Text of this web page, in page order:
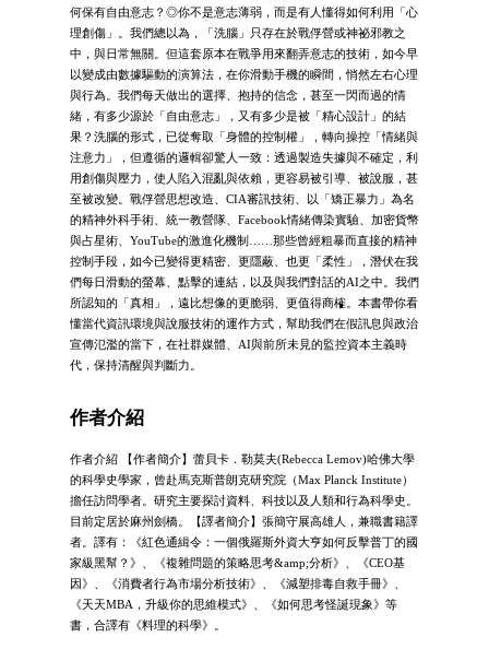
何保有自由意志？◎你不是意志薄弱，而是有人懂得如何利用「心
理創傷」。我們總以為，「洗腦」只存在於戰俘營或神祕邪教之
中，與日常無關。但這套原本在戰爭用來翻弄意志的技術，如今早
以變成由數據驅動的演算法，在你滑動手機的瞬間，悄然左右心理
與行為。我們每天做出的選擇、抱持的信念，甚至一閃而過的情
緒，有多少源於「自由意志」，又有多少是被「精心設計」的結
果？洗腦的形式，已從奪取「身體的控制權」，轉向操控「情緒與
注意力」，但遵循的邏輯卻驚人一致：透過製造失據與不確定，利
用創傷與壓力，使人陷入混亂與依賴，更容易被引導、被說服，甚
至被改變。戰俘營思想改造、CIA審訊技術、以「矯正暴力」為名
的精神外科手術、統一教營隊、Facebook情緒傳染實驗、加密貨幣
與占星術、YouTube的激進化機制……那些曾經粗暴而直接的精神
控制手段，如今已變得更精密、更隱蔽、也更「柔性」，潛伏在我
們每日滑動的螢幕、點擊的連結，以及與我們對話的AI之中。我們
所認知的「真相」，遠比想像的更脆弱、更值得商榷。本書帶你看
懂當代資訊環境與說服技術的運作方式，幫助我們在假訊息與政治
宣傳氾濫的當下，在社群媒體、AI與前所未見的監控資本主義時
代，保持清醒與判斷力。
作者介紹
作者介紹 【作者簡介】蕾貝卡．勒莫夫(Rebecca Lemov)哈佛大學
的科學史學家，曾赴馬克斯普朗克研究院（Max Planck Institute）
擔任訪問學者。研究主要探討資料、科技以及人類和行為科學史。
目前定居於麻州劍橋。【譯者簡介】張簡守展高雄人，兼職書籍譯
者。譯有：《紅色通緝令：一個俄羅斯外資大亨如何反擊普丁的國
家級黑幫？》、《複雜問題的策略思考&amp;分析》、《CEO基
因》、《消費者行為市場分析技術》、《減塑排毒自救手冊》、
《天天MBA，升級你的思維模式》、《如何思考怪誕現象》等
書，合譯有《料理的科學》。